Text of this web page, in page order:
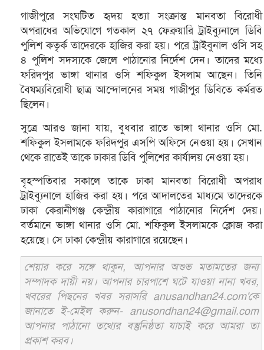
গাজীপুরে সংঘটিত হৃদয় হত্যা সংক্রান্ত মানবতা বিরোধী
অপরাধের অভিযোগে গতকাল ২৭ ফেব্রুয়ারি ট্রাইব্যুনালে ডিবি
পুলিশ কতৃর্ক তাদেরকে হাজির করা হয়। পরে ট্রাইবুনাল ওসি সহ
৪ পুলিশ সদস্যকে জেলে পাঠানোর নির্দেশ দেন। তাদের মধ্যে
ফরিদপুর ভাঙ্গা থানার ওসি শফিকুল ইসলাম আছেন। তিনি
বৈষম্যবিরোধী ছাত্র আন্দোলনের সময় গাজীপুর ডিবিতে কর্মরত
ছিলেন।
সুত্রে আরও জানা যায়, বুধবার রাতে ভাঙ্গা থানার ওসি মো.
শফিকুল ইসলামকে ফরিদপুর এসপি অফিসে নেওয়া হয়। সেখান
থেকে রাতেই তাকে ঢাকার ডিবি পুলিশের কার্যালয় নেওয়া হয়।
বৃহস্পতিবার সকালে তাকে ঢাকা মানবতা বিরোধী অপরাধ
ট্রাইব্যুনালে হাজির করা হয়। পরে আদালতের মাধ্যমে তাদেরকে
ঢাকা কেরানীগঞ্জ কেন্দ্রীয় কারাগারে পাঠানোর নির্দেশ দেয়।
বর্তমানে ভাঙ্গা থানার ওসি মো. শফিকুল ইসলামকে ক্লোজ করা
হয়েছে। সে ঢাকা কেন্দ্রীয় কারাগারে রয়েছেন।
শেয়ার করে সঙ্গে থাকুন, আপনার অশুভ মতামতের জন্য
সম্পাদক দায়ী নয়। আপনার চারপাশে ঘটে যাওয়া নানা খবর,
খবরের পিছনের খবর সরাসরি anusandhan24.com'কে
জানাতে ই-মেইল করুন- anusondhan24@gmail.com
আপনার পাঠানো তথ্যের বস্তুনিষ্ঠতা যাচাই করে আমরা তা
প্রকাশ করব।